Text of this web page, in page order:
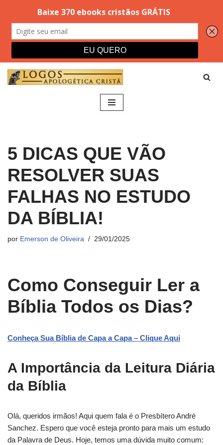
5 DICAS QUE VÃO
RESOLVER SUAS
FALHAS NO ESTUDO
DA BÍBLIA!
por Emerson de Oliveira 29/01/2025
Como Conseguir Ler a
Bíblia Todos os Dias?
Conheça Sua Bíblia de Capa a Capa – Clique Aqui
A Importância da Leitura Diária
da Bíblia
Olá, queridos irmãos! Aqui quem fala é o Presbítero André
Sanchez. Espero que você esteja pronto para mais um estudo
da Palavra de Deus. Hoje, temos uma dúvida muito comum: